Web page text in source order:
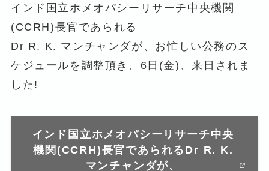
インド国立ホメオパシーリサーチ中央機関
(CCRH)長官であられる
Dr R. K. マンチャンダが、お忙しい公務のス
ケジュールを調整頂き、6日(金)、来日されま
した!
インド国立ホメオパシーリサーチ中央
機関(CCRH)長官であられるDr R. K.
マンチャンダが、